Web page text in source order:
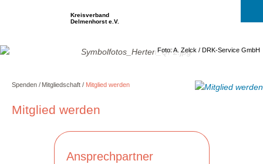
Kreisverband
Delmenhorst e.V.
Foto: A. Zelck / DRK-Service GmbH
Spenden Mitgliedschaft Mitglied werden
Mitglied werden
Ansprechpartner